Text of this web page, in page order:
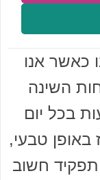
כאשר אנו
השינה
בכל יום
באופן טבעי,
חשוב